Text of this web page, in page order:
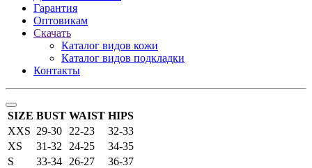
Гарантия
Оптовикам
Скачать
Каталог видов кожи
Каталог видов подкладки
Контакты
SIZE BUST WAIST HIPS
XXS 29-30 22-23
32-33
XS
31-32 24-25
34-35
S
33-34 26-27
36-37